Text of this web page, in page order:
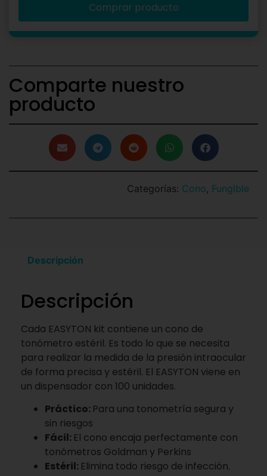
Comprar producto
Comparte nuestro
producto
Categorías: Cono, Fungible
Descripción
Descripción
Cada EASYTON kit contiene un cono de
tonómetro estéril. Es todo lo que se necesita
para realizar la medida de la presión intraocular
de forma precisa y estéril. El EASYTON viene en
un dispensador con 100 unidades.
Práctico: Para una tonometría segura y
sin riesgos
Fácil: El cono encaja perfectamente con
tonómetros Goldman y Perkins
Estéril: Elimina todo riesgo de infección.